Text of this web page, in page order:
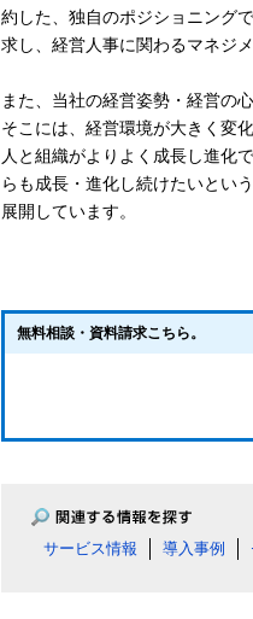
約した、独自のポジショニング
求し、経営人事に関わるマネジ
また、当社の経営姿勢・経営の
そこには、経営環境が大きく変
人と組織がよりよく成長し進化
らも成長・進化し続けたいとい
展開しています。
無料相談・資料請求こちら。
サービス情報 導入事例